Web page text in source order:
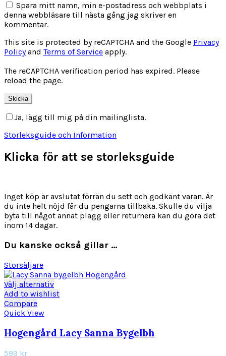
Spara mitt namn, min e-postadress och webbplats i
denna webbläsare till nästa gång jag skriver en
kommentar.
This site is protected by reCAPTCHA and the Google Privacy
Policyand Terms of Service apply.
The reCAPTCHA verification period has expired. Please
reload the page.
Ja, lägg till mig på din mailinglista.
Storleksguide och Information
Klicka för att se storleksguide
Inget köp är avslutat förrän du sett och godkänt varan. Är
du inte helt nöjd får du pengarna tillbaka. Skulle du vilja
byta till något annat plagg eller returnera kan du göra det
inom 14 dagar.
Du kanske också gillar …
Storsäljare
Välj alternativDen
här
varianter.
Add to wishlist
Compare
Quick View
Hogengård Lacy Sanna Bygelbh
599 kr